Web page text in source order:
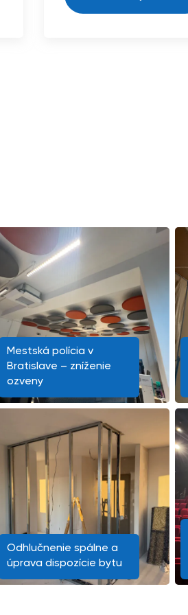
Mestská polícia v
Bratislave – zníženie
ozveny
Odhlučnenie spálne a
úprava dispozície bytu